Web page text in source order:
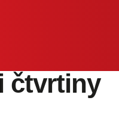
čtvrtiny